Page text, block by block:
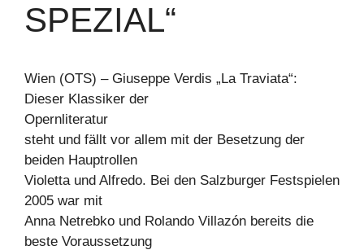
SPEZIAL“
Wien (OTS) – Giuseppe Verdis „La Traviata“:
Dieser Klassiker der
Opernliteratur
steht und fällt vor allem mit der Besetzung der
beiden Hauptrollen
Violetta und Alfredo. Bei den Salzburger Festspielen
2005 war mit
Anna Netrebko und Rolando Villazón bereits die
beste Voraussetzung